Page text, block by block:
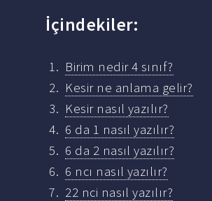
İçindekiler:
Birim nedir 4 sınıf?
Kesir ne anlama gelir?
Kesir nasıl yazılır?
6 da 1 nasıl yazılır?
6 da 2 nasıl yazılır?
6 ncı nasıl yazılır?
22 nci nasıl yazılır?